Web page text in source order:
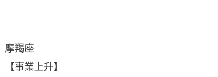
摩羯座
【事業上升】